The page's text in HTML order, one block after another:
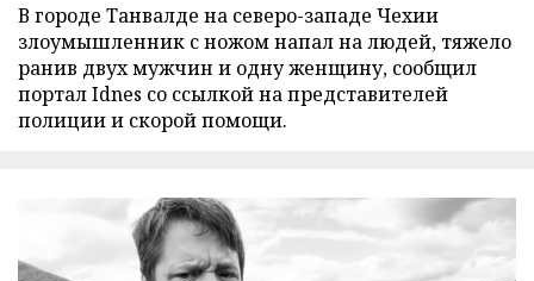
В городе Танвалде на северо-западе Чехии
злоумышленник с ножом напал на людей, тяжело
ранив двух мужчин и одну женщину, сообщил
портал Idnes со ссылкой на представителей
полиции и скорой помощи.